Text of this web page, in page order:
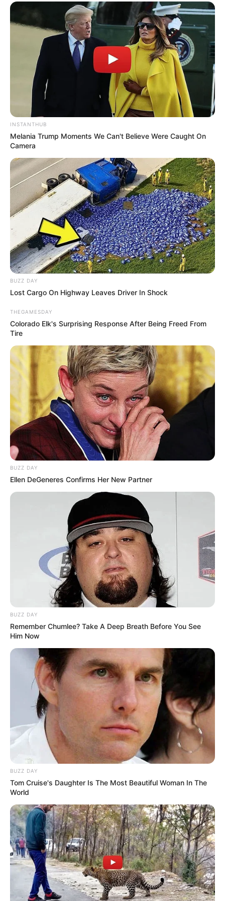
Baptiste débarque au Mistral, il demande
quelque chose de fort à Thomas. Il lui dit qu’il a
vu les séquences d’Emma et Mathis, c’était
touchant.
Thomas ne veut pas que Baptiste laisse Mathis
Baptiste annonce à Thomas qu’il a pris une
autre décision : il va laisser son fils être
heureux. Thomas lui dit « non ». Baptiste juge
que Mathis a besoin de sa maman.
INSTANTHUB
Melania Trump Moments We Can't Believe Were Caught On
Camera
BUZZ DAY
Lost Cargo On Highway Leaves Driver In Shock
THEGAMESDAY
Colorado Elk's Surprising Response After Being Freed From
Tire
BUZZ DAY
Ellen DeGeneres Confirms Her New Partner
BUZZ DAY
Remember Chumlee? Take A Deep Breath Before You See
Him Now
BUZZ DAY
Tom Cruise's Daughter Is The Most Beautiful Woman In The
World